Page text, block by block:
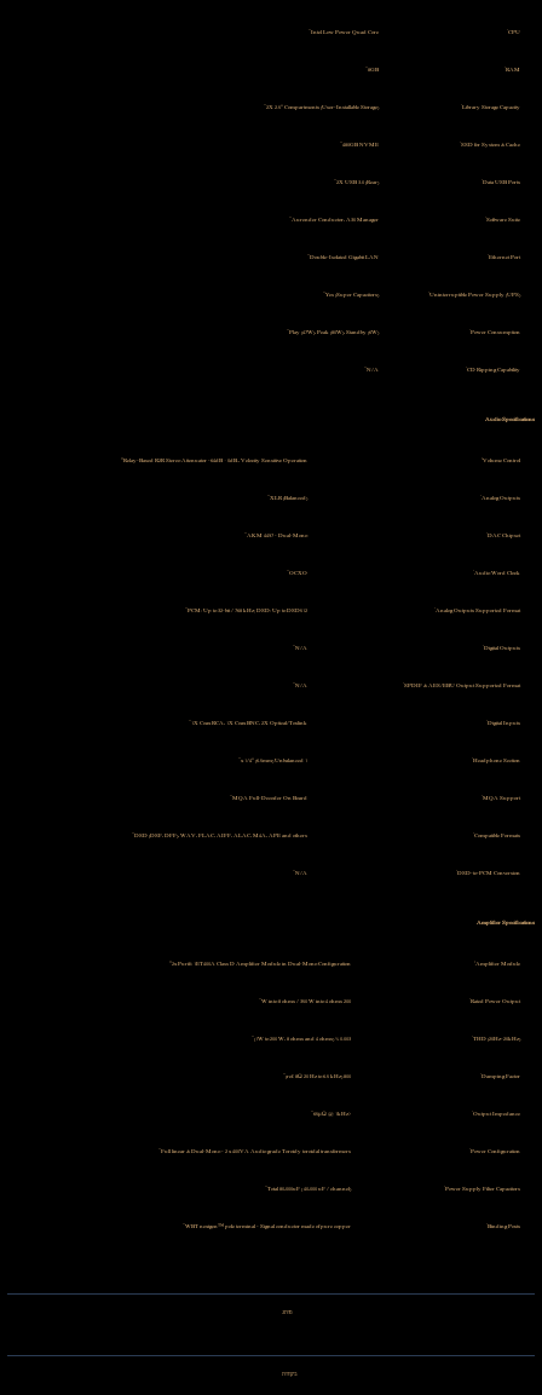
CPU
Intel Low Power Quad Core
RAM
8GB
Library Storage Capacity
2X 2.5″ Compartments (User-Installable Storage)
SSD for System & Cache
480GB NVME
Data USB Ports
2X USB 3.0 (Rear)
Software Suite
Aurender Conductor, A30 Manager
Ethernet Port
Double-Isolated Gigabit LAN
Uninterruptible Power Supply (UPS)
Yes (Super Capacitors)
Power Consumption
Play (47W), Peak (80W), Standby (6W)
CD Ripping Capability
N/A
Audio Specifications
Volume Control
Relay-Based R2R Stereo Attenuator -64dB ~ 0dB., Velocity Sensitive Operation
Analog Outputs
XLR (Balanced)
DAC Chipset
AKM 4497 – Dual-Mono
Audio Word Clock
OCXO
Analog Outputs Supported Format
PCM: Up to 32-bit / 768 kHz; DSD: Up to DSD512
Digital Outputs
N/A
SPDIF & AES/EBU Output Supported Format
N/A
Digital Inputs
1X Coax RCA, 1X Coax BNC, 2X Optical/Toslink
Headphone Section
1 x 1/4″ (6.5mm) Unbalanced
MQA Support
MQA Full-Decoder On Board
Compatible Formats
DSD (DSF, DFF), WAV, FLAC, AIFF, ALAC, M4A, APE and others
DSD-to-PCM Conversion
N/A
Amplifier Specifications
Amplifier Module
2x Purifi 1ET400A Class D Amplifier Module in Dual-Mono Configuration
Rated Power Output
200 W into 8 ohms / 350 W into 4 ohms
THD (20Hz-20kHz)
0.003 % (1W to 200 W, 8 ohms and 4 ohms)
Damping Factor
800 (ref. 8Ω 20 Hz to 6.5 kHz)
Output Impedance
<65μΩ @ 1kHz
Power Configuration
Full linear & Dual-Mono – 2 x 400VA Audio grade Toroidy toroidal transformers
Power Supply Filter Capacitors
Total 80,000uF ( 40,000 uF / channel)
Binding Posts
WBT nextgen™ pole terminal – Signal conductor made of pure copper
מותג
ביקורות